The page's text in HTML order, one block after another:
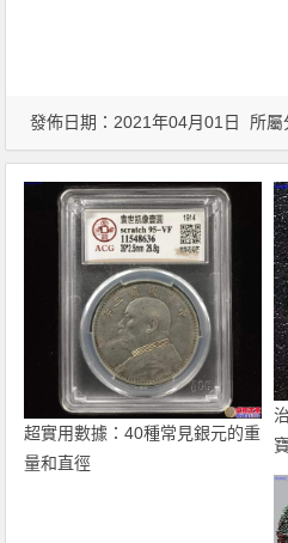
發佈日期：2021年04月01日 所屬
超實用數據：40種常見銀元的重
量和直徑